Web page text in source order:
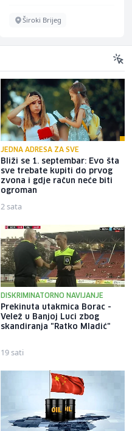
Široki Brijeg
JEDNA ADRESA ZA SVE
Bliži se 1. septembar: Evo šta
sve trebate kupiti do prvog
zvona i gdje račun neće biti
ogroman
2 sata
DISKRIMINATORNO NAVIJANJE
Prekinuta utakmica Borac -
Velež u Banjoj Luci zbog
skandiranja "Ratko Mladić"
19 sati